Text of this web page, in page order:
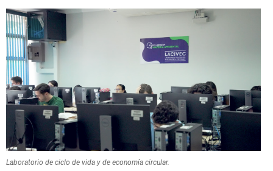
Laboratorio de ciclo de vida y de economía circular.